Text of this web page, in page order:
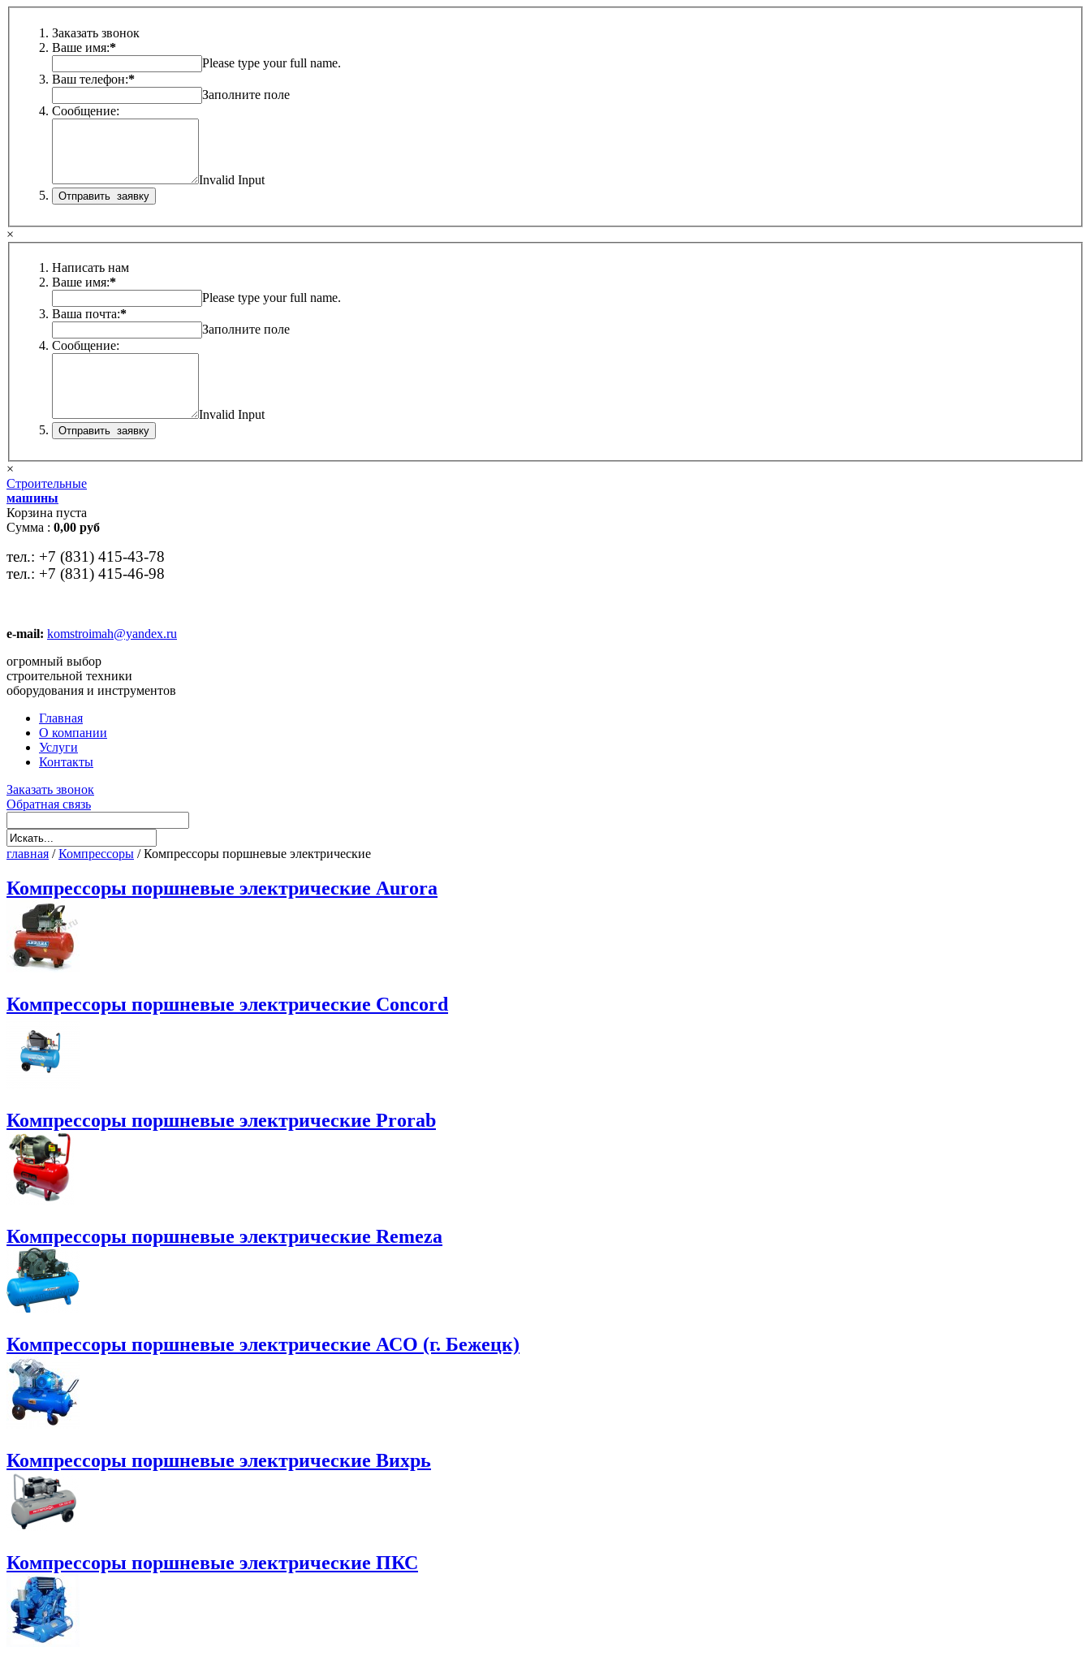
Заказать звонок
Ваше имя:*
Please type your full name.
Ваш телефон:*
Заполните поле
Сообщение:
Invalid Input
×
Написать нам
Ваше имя:*
Please type your full name.
Ваша почта:*
Заполните поле
Сообщение:
Invalid Input
×
Строительные
машины
Корзина пуста
Сумма : 0,00 руб
тел.: +7 (831) 415-43-78
тел.: +7 (831) 415-46-98
e-mail: komstroimah@yandex.ru
огромный выбор
строительной техники
оборудования и инструментов
Главная
О компании
Услуги
Контакты
Заказать звонок
Обратная связь
главная /Компрессоры /Компрессоры поршневые электрические
Компрессоры поршневые электрические Aurora
Компрессоры поршневые электрические Concord
Компрессоры поршневые электрические Prorab
Компрессоры поршневые электрические Remeza
Компрессоры поршневые электрические АСО (г. Бежецк)
Компрессоры поршневые электрические Вихрь
Компрессоры поршневые электрические ПКС